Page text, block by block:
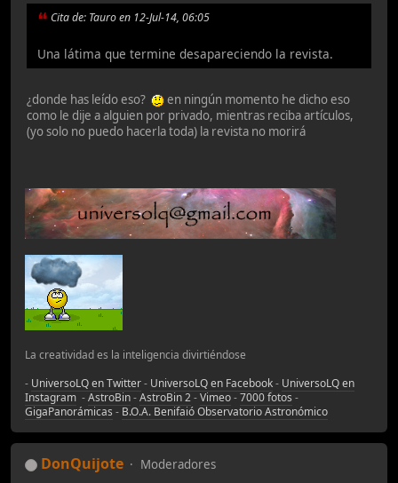
Cita de: Tauro en 12-Jul-14, 06:05
Una látima que termine desapareciendo la revista.
¿donde has leído eso?
en ningún momento he dicho eso
como le dije a alguien por privado, mientras reciba artículos,
(yo solo no puedo hacerla toda) la revista no morirá
La creatividad es la inteligencia divirtiéndose
- UniversoLQ en Twitter- UniversoLQ en Facebook- UniversoLQ en
Instagram -AstroBin-AstroBin 2-Vimeo-7000 fotos -
GigaPanorámicas - B.O.A. Benifaió Observatorio Astronómico
DonQuijote
Moderadores